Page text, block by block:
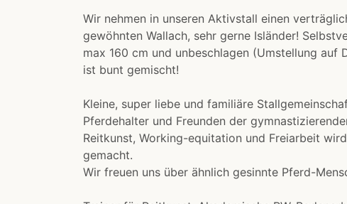
Wir nehmen in unseren Aktivstall einen
gewöhnten Wallach, sehr gerne Isländer!
max 160 cm und unbeschlagen (Umstellung auf
ist bunt gemischt!
Kleine, super liebe und familiäre
Pferdehalter und Freunden der
Reitkunst, Working-equitation und Freiarbeit
gemacht.
Wir freuen uns über ähnlich gesinnte Pferd-